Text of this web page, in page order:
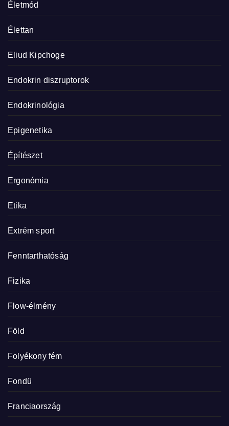
Életmód
Élettan
Eliud Kipchoge
Endokrin diszruptorok
Endokrinológia
Epigenetika
Építészet
Ergonómia
Etika
Extrém sport
Fenntarthatóság
Fizika
Flow-élmény
Föld
Folyékony fém
Fondü
Franciaország